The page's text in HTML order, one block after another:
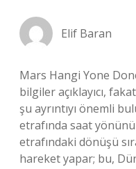
Elif Baran
Mars Hangi Yone
bilgiler açıklayıcı,
şu ayrıntıyı önemli
etrafında saat
etrafındaki dönüşü
hareket yapar; bu,